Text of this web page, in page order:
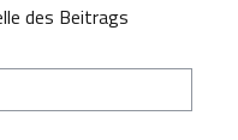
des Beitrags